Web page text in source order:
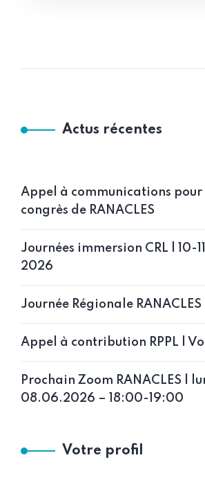
Actus récentes
Appel à communications pour
congrès de RANACLES
Journées immersion CRL | 10-
2026
Journée Régionale
Appel à contribution RPPL | Vol
Prochain Zoom RANACLES |
08.06.2026 – 18:00-19:00
Votre profil